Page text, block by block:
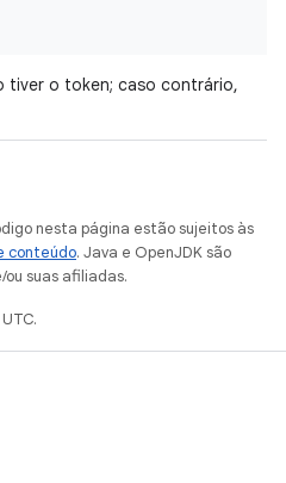
tiver o token; caso contrário,
nesta página estão sujeitos às
conteúdo. Java e OpenJDK são
suas afiliadas.